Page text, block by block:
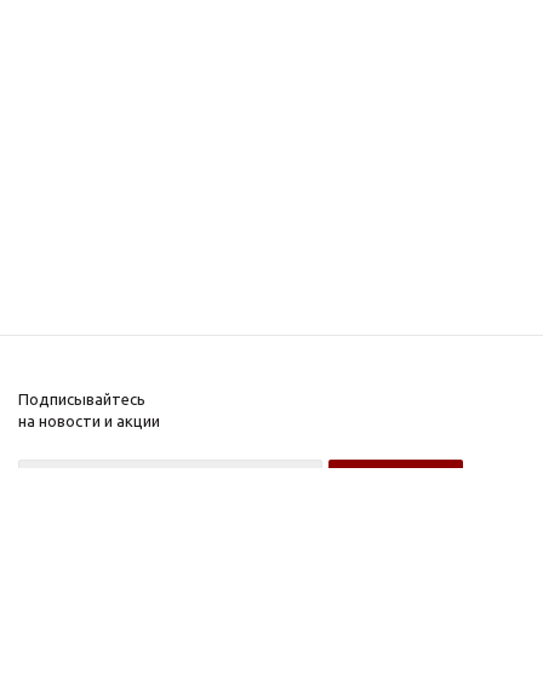
Подписывайтесь
на новости и акции